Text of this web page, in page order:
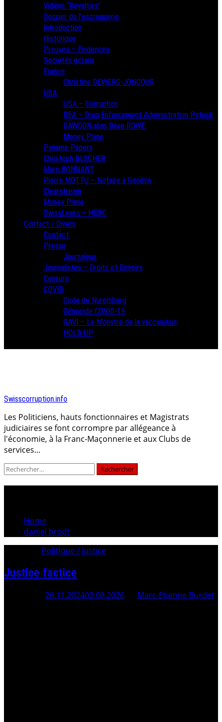
Vidéos “Royalties”
Dossier de l’escroquerie
Introduction
Historique
Preuves – Evidences
Sociétés écrans
France
Christine DEVIERS-JONCOUR
USA
USA – Corruption
DEA – Drug Enforcement Administration Patrick
DAWSON alias Dave ROWE
Money Plane
Panama-Papers
Christoph BLOCHER
Marc BONNANT
Pierre MOTTU – Notaire à Genève
Clearstream
Money Plane
SwissLeaks – HSBC
Contact / Divers
Contact
Presse
Journaleux
Journalistes – Droits et Devoirs
Censure
COVID
Code de Nuremberg
Génocide COVID-19
GAVI – Le Monstre de la vaccination
HOLD-UP
Swisscorruption.info
Les Politiciens, hauts fonctionnaires et Magistrats
judiciaires se font corrompre par allégeance à
l'économie, à la Franc-Maçonnerie et aux Clubs de
services…
Rechercher :
Home
daniel brodt
Politique / Justice
Justice factice
26.11.202403.08.2026 Marc-Etienne Burdet